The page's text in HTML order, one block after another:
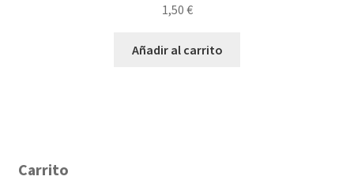
1,50 €
Añadir al carrito
Carrito